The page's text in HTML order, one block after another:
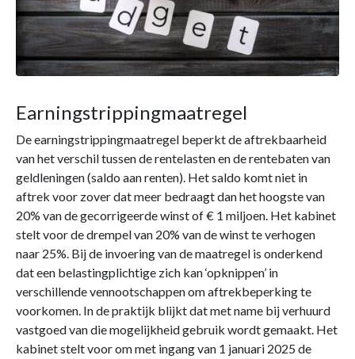
Earningstrippingmaatregel
De earningstrippingmaatregel beperkt de aftrekbaarheid
van het verschil tussen de rentelasten en de rentebaten van
geldleningen (saldo aan renten). Het saldo komt niet in
aftrek voor zover dat meer bedraagt dan het hoogste van
20% van de gecorrigeerde winst of € 1 miljoen. Het kabinet
stelt voor de drempel van 20% van de winst te verhogen
naar 25%. Bij de invoering van de maatregel is onderkend
dat een belastingplichtige zich kan ‘opknippen’ in
verschillende vennootschappen om aftrekbeperking te
voorkomen. In de praktijk blijkt dat met name bij verhuurd
vastgoed van die mogelijkheid gebruik wordt gemaakt. Het
kabinet stelt voor om met ingang van 1 januari 2025 de